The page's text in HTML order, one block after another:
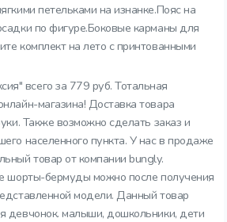
петельками на изнанке.Пояс на
по фигуре.Боковые карманы для
комплект на лето с принтованными
всего за 779 руб. Тотальная
магазина! Доставка товара
Также возможно сделать заказ и
населенного пункта. У нас в продаже
товар от компании bungly.
шорты-бермуды можно после получения
модели. Данный товар
девчонок. малыши, дошкольники, дети